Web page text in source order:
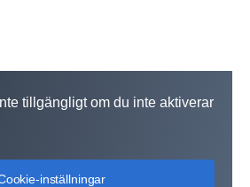
tillgängligt om du inte aktiverar
inställningar